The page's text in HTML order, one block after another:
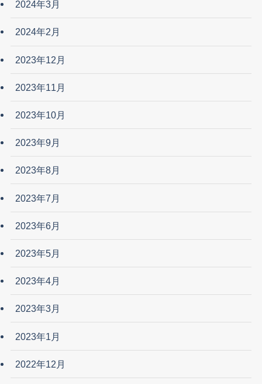
2024年3月
2024年2月
2023年12月
2023年11月
2023年10月
2023年9月
2023年8月
2023年7月
2023年6月
2023年5月
2023年4月
2023年3月
2023年1月
2022年12月